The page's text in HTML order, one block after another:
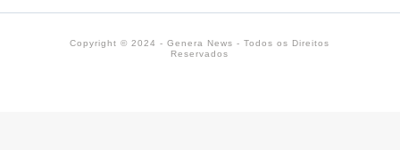
Copyright © 2024 - Genera News - Todos os Direitos
Reservados